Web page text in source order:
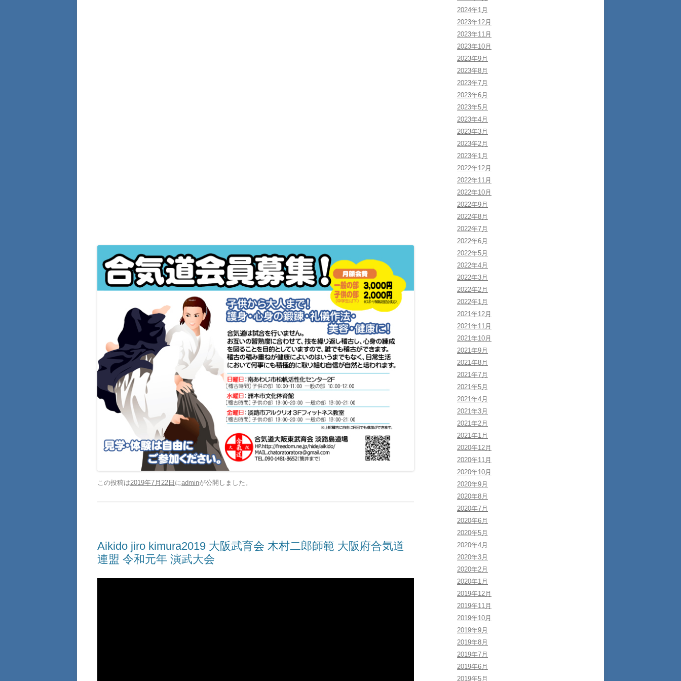
この投稿は2019年7月22日 にadminが公開しました 。
Aikido jiro kimura2019 大阪武育会 木村二郎師範 大阪府合気道
連盟 令和元年 演武大会
2024年1月
2023年12月
2023年11月
2023年10月
2023年9月
2023年8月
2023年7月
2023年6月
2023年5月
2023年4月
2023年3月
2023年2月
2023年1月
2022年12月
2022年11月
2022年10月
2022年9月
2022年8月
2022年7月
2022年6月
2022年5月
2022年4月
2022年3月
2022年2月
2022年1月
2021年12月
2021年11月
2021年10月
2021年9月
2021年8月
2021年7月
2021年5月
2021年4月
2021年3月
2021年2月
2021年1月
2020年12月
2020年11月
2020年10月
2020年9月
2020年8月
2020年7月
2020年6月
2020年5月
2020年4月
2020年3月
2020年2月
2020年1月
2019年12月
2019年11月
2019年10月
2019年9月
2019年8月
2019年7月
2019年6月
2019年5月